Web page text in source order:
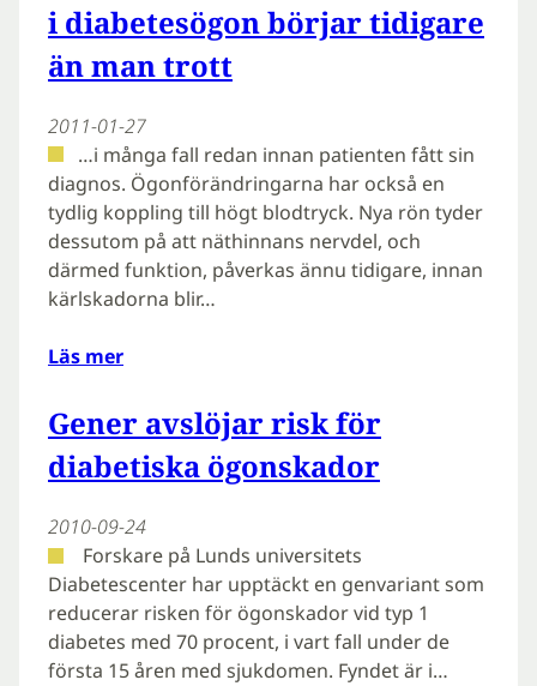
i diabetesögon börjar tidigare
än man trott
2011-01-27
…i många fall redan innan patienten fått sin
diagnos. Ögonförändringarna har också en
tydlig koppling till högt blodtryck. Nya rön tyder
dessutom på att näthinnans nervdel, och
därmed funktion, påverkas ännu tidigare, innan
kärlskadorna blir…
Läs mer
Gener avslöjar risk för
diabetiska ögonskador
2010-09-24
Forskare på Lunds universitets
Diabetescenter har upptäckt en genvariant som
reducerar risken för ögonskador vid typ 1
diabetes med 70 procent, i vart fall under de
första 15 åren med sjukdomen. Fyndet är i…